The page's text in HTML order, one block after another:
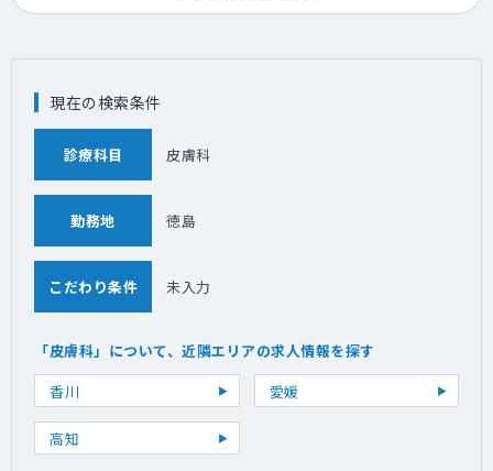
現在の検索条件
診療科目 皮膚科
勤務地 徳島
こだわり条件 未入力
「皮膚科」について、近隣エリアの求人情報を探す
香川
愛媛
高知